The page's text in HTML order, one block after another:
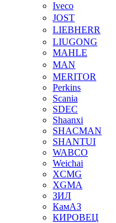
Iveco
JOST
LIEBHERR
LIUGONG
MAHLE
MAN
MERITOR
Perkins
Scania
SDEC
Shaanxi
SHACMAN
SHANTUI
WABCO
Weichai
XCMG
XGMA
ЗИЛ
КамАЗ
КИРОВЕЦ